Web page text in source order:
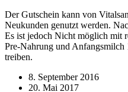
Der Gutschein kann von
Neukunden genutzt werden.
Es ist jedoch Nicht möglich mit
Pre-Nahrung und Anfangsmilch
treiben.
8. September 2016
20. Mai 2017